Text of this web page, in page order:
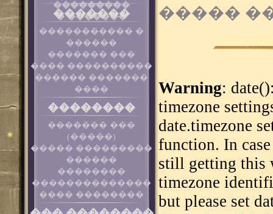
���������
� �������
�����
Warning:
timezone
date.timezone
function. In
still getting this
timezone
but please set
�������
����������� �
������
������� ���
���� ����������
������ �������
����
��������
������� ���
(�����)
����� ���������
������
��������
��������������
���� ��������